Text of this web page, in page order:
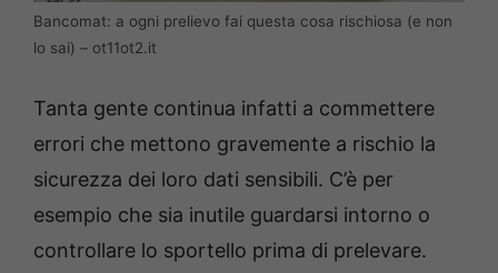
Bancomat: a ogni prelievo fai questa cosa rischiosa (e non
lo sai) – ot11ot2.it
Tanta gente continua infatti a commettere
errori che mettono gravemente a rischio la
sicurezza dei loro dati sensibili. C’è per
esempio che sia inutile guardarsi intorno o
controllare lo sportello prima di prelevare.